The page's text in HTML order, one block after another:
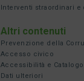
Interventi straordinari e
Altri contenuti
Prevenzione della
Accesso civico
Accessibilità e
Dati ulteriori